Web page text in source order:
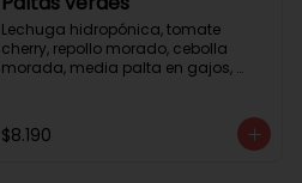
Lechuga hidropónica, tomate
cherry, repollo morado, cebolla
morada, media palta en gajos,
$8.190